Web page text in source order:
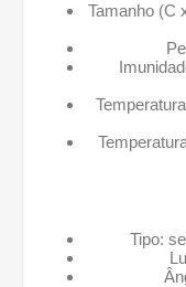
Tamanho (C
Tipo: